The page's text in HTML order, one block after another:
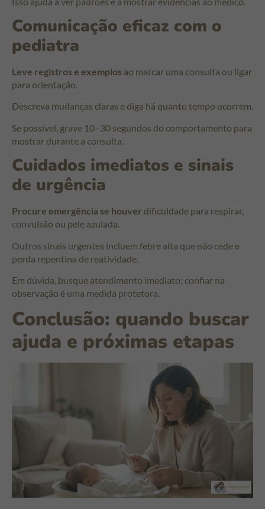
Comunicação eficaz com o
pediatra
Leve registros e exemplos ao marcar uma consulta ou ligar
para orientação.
Descreva mudanças claras e diga há quanto tempo ocorrem.
Se possível, grave 10–30 segundos do comportamento para
mostrar durante a consulta.
Cuidados imediatos e sinais
de urgência
Procure emergência se houver dificuldade para respirar,
convulsão ou pele azulada.
Outros sinais urgentes incluem febre alta que não cede e
perda repentina de reatividade.
Em dúvida, busque atendimento imediato; confiar na
observação é uma medida protetora.
Conclusão: quando buscar
ajuda e próximas etapas